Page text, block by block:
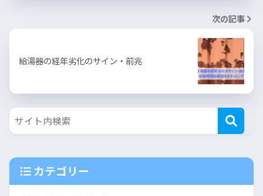
次の記事
給湯器の経年劣化のサイン・前兆
カテゴリー